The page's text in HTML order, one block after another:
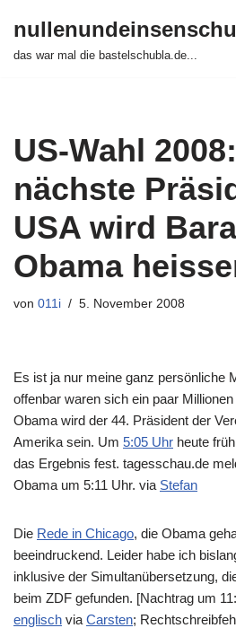
Zum
das war mal die bastelschubla.de...
US-Wahl
nächste
USA wird
Obama
von 011i 5. November 2008
Es ist ja nur meine ganz persönliche
offenbar waren sich ein paar
Obama wird der 44. Präsident der
Amerika sein. Um 5:05 Uhr heute
das Ergebnis fest. tagesschau.de
Obama um 5:11 Uhr. via Stefan
Die Rede in Chicago, die Obama
beeindruckend. Leider habe ich
inklusive der Simultanübersetzung,
beim ZDF gefunden. [Nachtrag um
englisch via Carsten;